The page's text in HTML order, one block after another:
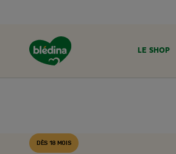
LE SHOP
RECETTES BLÉDINA
DÈS 18 MOIS